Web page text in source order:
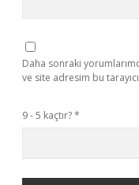
Daha sonraki
ve site adresim bu
9 - 5 kaçtır?*